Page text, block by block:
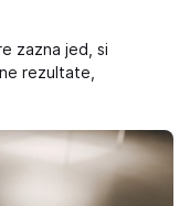
zazna jed, si
rezultate,